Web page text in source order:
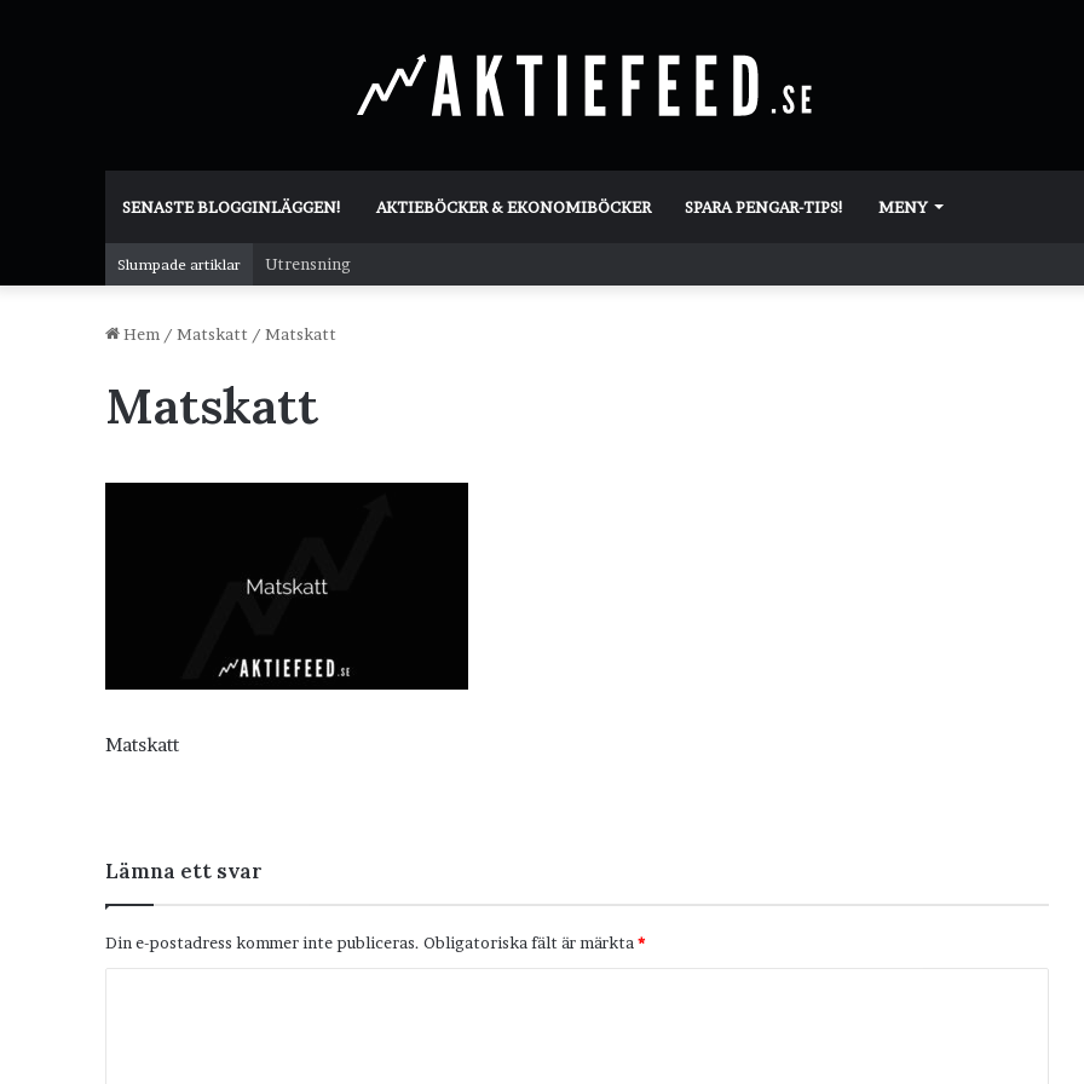
SENASTE BLOGGINLÄGGEN! AKTIEBÖCKER & EKONOMIBÖCKER SPARA PENGAR-TIPS! MENY
Slumpade artiklar Utrensning
Hem / Matskatt / Matskatt
Matskatt
Matskatt
Lämna ett svar
Din e-postadress kommer inte publiceras. Obligatoriska fält är märkta *